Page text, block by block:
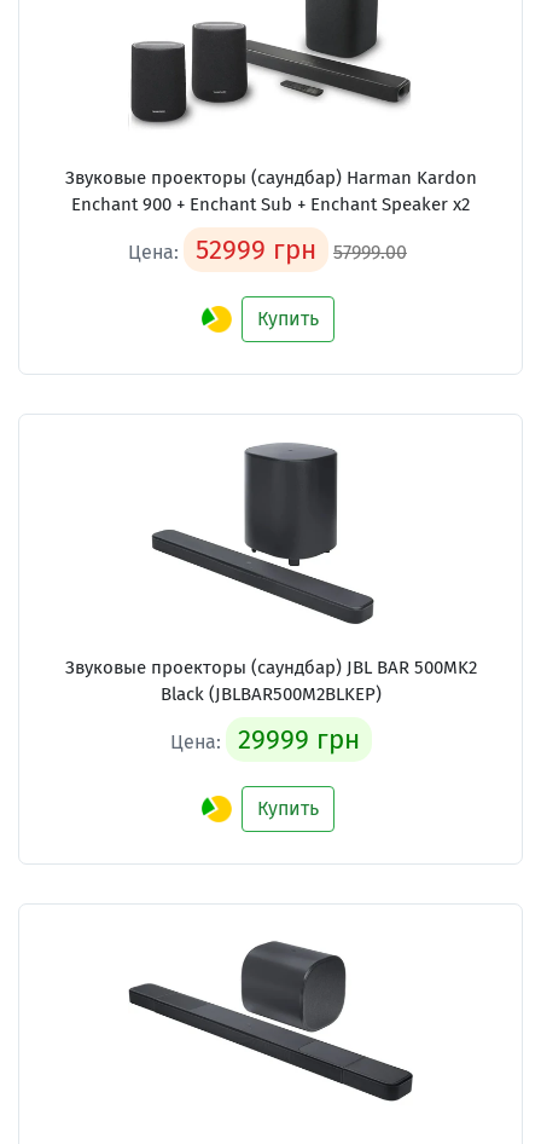
Звуковые проекторы (саундбар) Harman Kardon
Enchant 900 + Enchant Sub + Enchant Speaker x2
Цена: 52999 грн 57999.00
Купить
Звуковые проекторы (саундбар) JBL BAR 500MK2
Black (JBLBAR500M2BLKEP)
Цена: 29999 грн
Купить